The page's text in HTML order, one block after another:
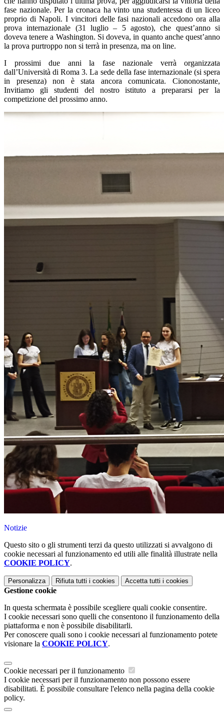
fase nazionale. Per la cronaca ha vinto una studentessa di un liceo
proprio di Napoli. I vincitori delle fasi nazionali accedono ora alla
prova internazionale (31 luglio – 5 agosto), che quest’anno si
doveva tenere a Washington. Si doveva, in quanto anche quest’anno
la prova purtroppo non si terrà in presenza, ma on line.
I prossimi due anni la fase nazionale verrà organizzata
dall’Università di Roma 3. La sede della fase internazionale (si spera
in presenza) non è stata ancora comunicata. Ciononostante,
Invitiamo gli studenti del nostro istituto a prepararsi per la
competizione del prossimo anno.
Notizie
Questo sito o gli strumenti terzi da questo utilizzati si avvalgono di
cookie necessari al funzionamento ed utili alle finalità illustrate nella
COOKIE POLICY.
Personalizza Rifiuta tutti i cookies Accetta tutti i cookies
Gestione cookie
In questa schermata è possibile scegliere quali cookie consentire.
I cookie necessari sono quelli che consentono il funzionamento della
piattaforma e non è possibile disabilitarli.
Per conoscere quali sono i cookie necessari al funzionamento potete
visionare la COOKIE POLICY.
Cookie necessari per il funzionamento
I cookie necessari per il funzionamento non possono essere
disabilitati. È possibile consultare l'elenco nella pagina della cookie
policy.